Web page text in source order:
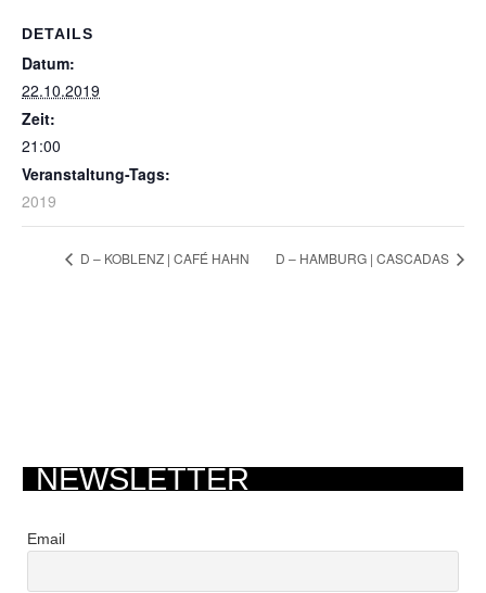
DETAILS
Datum:
22.10.2019
Zeit:
21:00
Veranstaltung-Tags:
2019
D – KOBLENZ | CAFÉ HAHN D – HAMBURG | CASCADAS
NEWSLETTER
Email